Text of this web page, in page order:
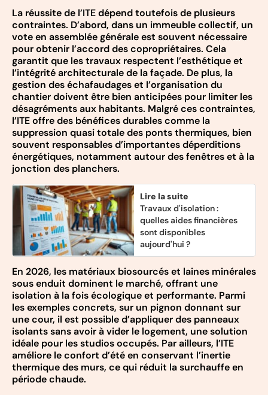
La réussite de l’ITE dépend toutefois de plusieurs
contraintes. D’abord, dans un immeuble collectif, un
vote en assemblée générale est souvent nécessaire
pour obtenir l’accord des copropriétaires. Cela
garantit que les travaux respectent l’esthétique et
l’intégrité architecturale de la façade. De plus, la
gestion des échafaudages et l’organisation du
chantier doivent être bien anticipées pour limiter les
désagréments aux habitants. Malgré ces contraintes,
l’ITE offre des bénéfices durables comme la
suppression quasi totale des ponts thermiques, bien
souvent responsables d’importantes déperditions
énergétiques, notamment autour des fenêtres et à la
jonction des planchers.
Lire la suite
Travaux d'isolation :
quelles aides financières
sont disponibles
aujourd'hui ?
En 2026, les matériaux biosourcés et laines minérales
sous enduit dominent le marché, offrant une
isolation à la fois écologique et performante. Parmi
les exemples concrets, sur un pignon donnant sur
une cour, il est possible d’appliquer des panneaux
isolants sans avoir à vider le logement, une solution
idéale pour les studios occupés. Par ailleurs, l’ITE
améliore le confort d’été en conservant l’inertie
thermique des murs, ce qui réduit la surchauffe en
période chaude.